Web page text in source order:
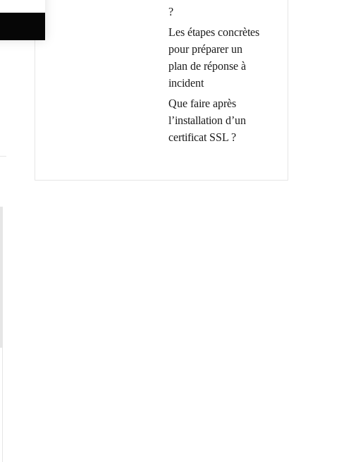
?
Les étapes concrètes
pour préparer un
plan de réponse à
incident
Que faire après
l’installation d’un
certificat SSL ?